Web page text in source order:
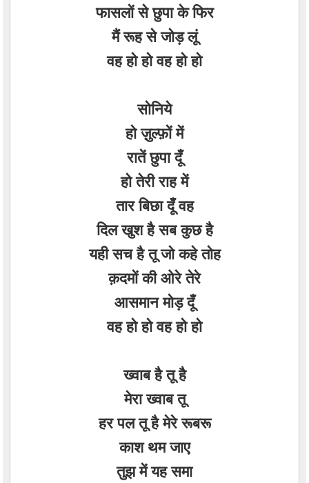
फासलों से छुपा के फिर
मैं रूह से जोड़ लूं
वह हो हो वह हो हो
सोनिये
हो ज़ुल्फ़ों में
रातें छुपा दूँ
हो तेरी राह में
तार बिछा दूँ वह
दिल खुश है सब कुछ है
यही सच है तू जो कहे तोह
क़दमों की ओरे तेरे
आसमान मोड़ दूँ
वह हो हो वह हो हो
ख्वाब है तू है
मेरा ख्वाब तू
हर पल तू है मेरे रूबरू
काश थम जाए
तुझ में यह समा